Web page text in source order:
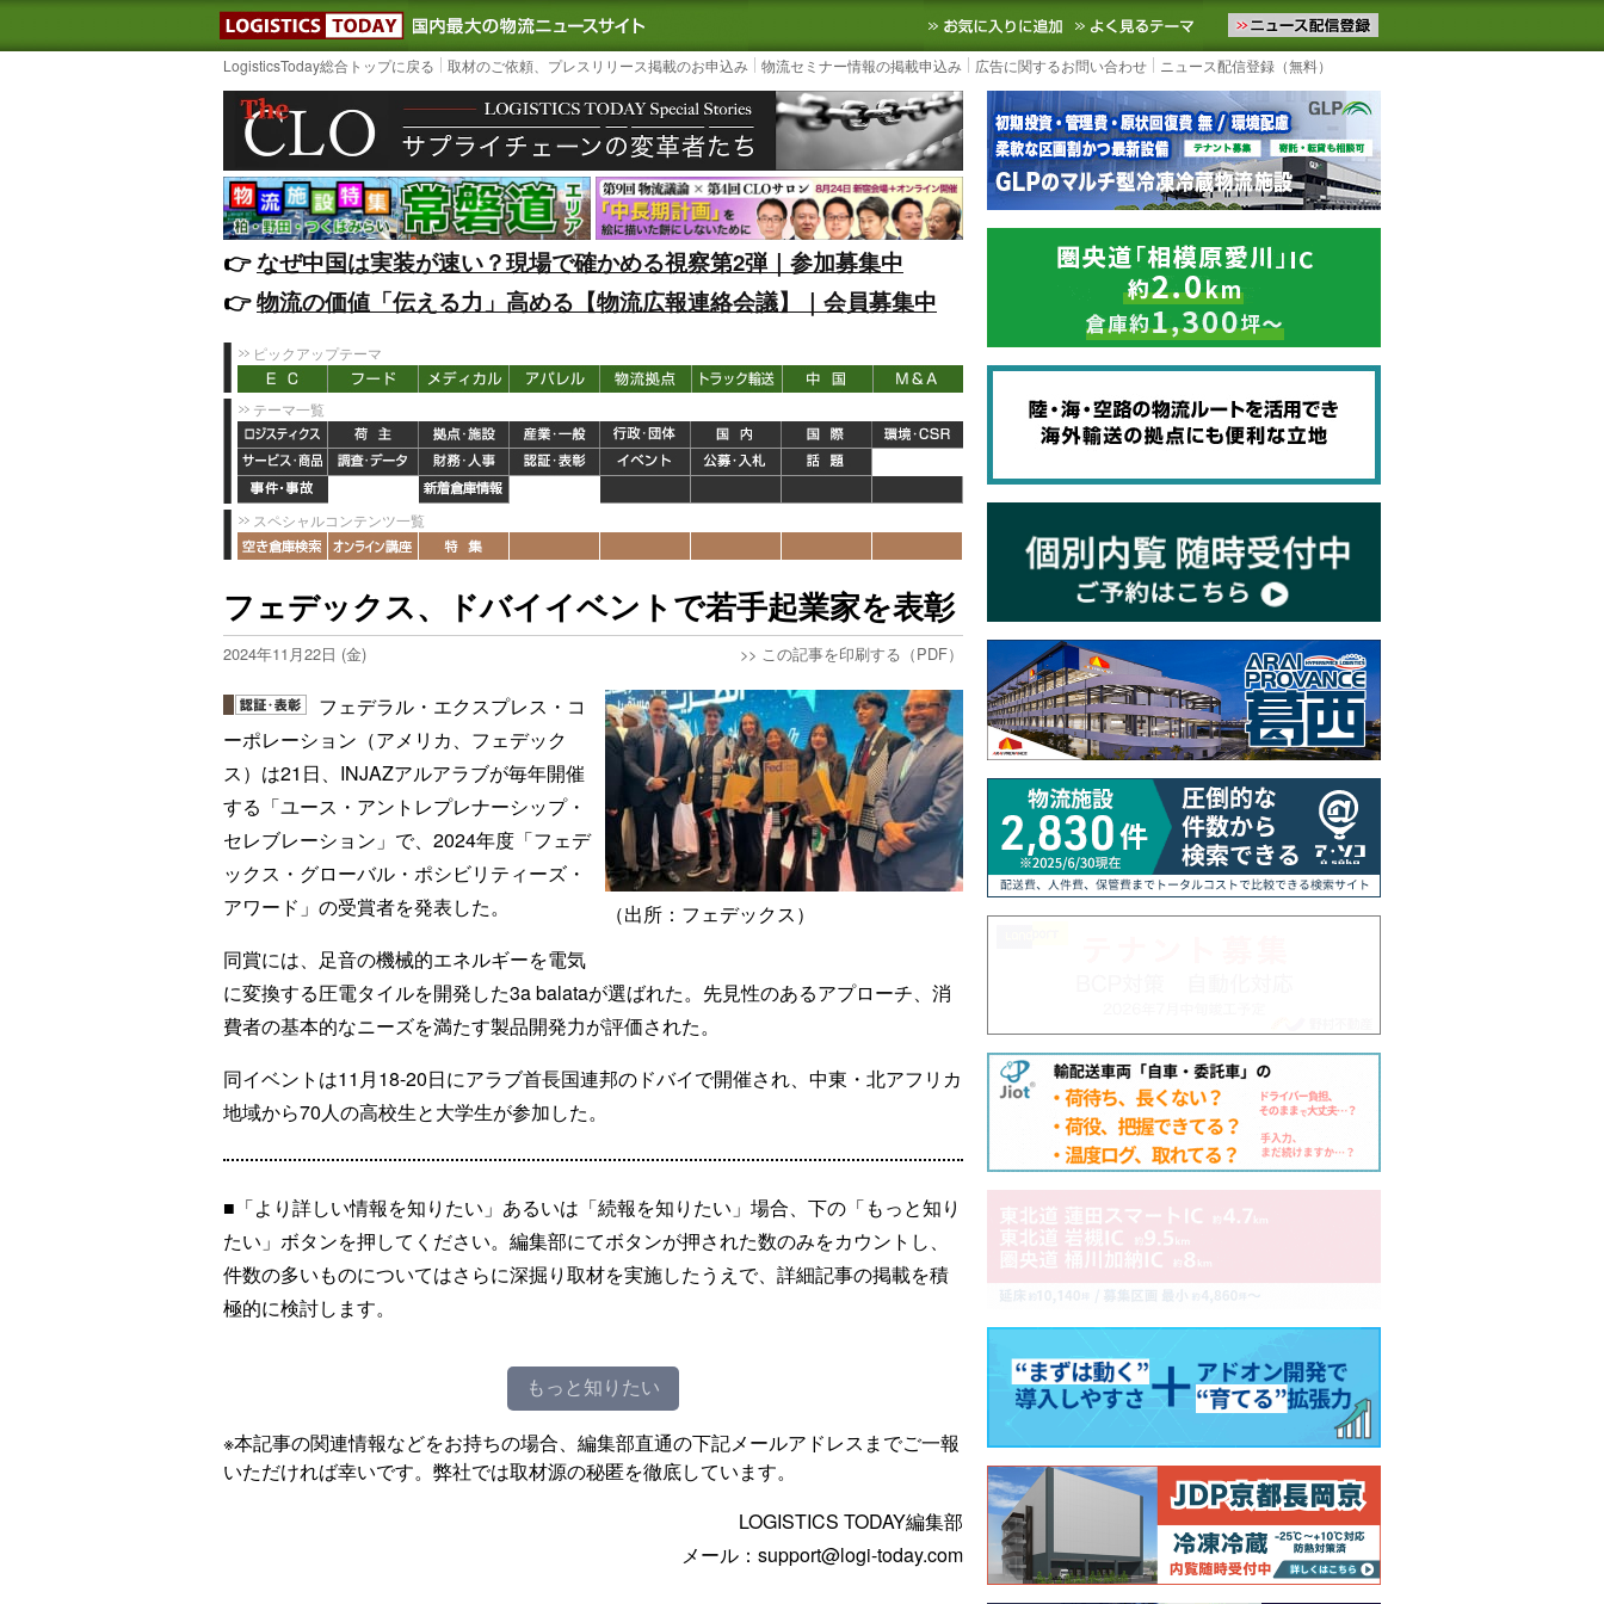
LOGISTICS TODAY｜国内最大の物流ニュースサイト3PL, SCMなど国内外の最新の物流ニュースをお届けします。物流ニュースメール配信を登録す
お気に入りに追加 よく見るテーマ
LogisticsToday総合トップに戻る 取材のご依頼、プレスリリース掲載のお申込み 物流セミナー情報の掲載申込み 広告に関するお問い合わせ ニュース配信登録（無料）
👉️なぜ中国は実装が速い？現場で確かめる視察第2弾｜参加募集中
👉️物流の価値「伝える力」高める【物流広報連絡会議】｜会員募集中
ピックアップテーマ
テーマ一覧
スペシャルコンテンツ一覧
フェデックス、ドバイイベントで若手起業家を表彰
2024年11月22日 (金) >> この記事を印刷する（PDF）
（出所：フェデックス）
フェデラル・エクスプレス・コ
ーポレーション（アメリカ、フェデック
ス）は21日、INJAZアルアラブが毎年開催
する「ユース・アントレプレナーシップ・
セレブレーション」で、2024年度「フェデ
ックス・グローバル・ポシビリティーズ・
アワード」の受賞者を発表した。
同賞には、足音の機械的エネルギーを電気
に変換する圧電タイルを開発した3a balataが選ばれた。先見性のあるアプローチ、消
費者の基本的なニーズを満たす製品開発力が評価された。
同イベントは11月18-20日にアラブ首長国連邦のドバイで開催され、中東・北アフリカ
地域から70人の高校生と大学生が参加した。
■「より詳しい情報を知りたい」あるいは「続報を知りたい」場合、下の「もっと知り
たい」ボタンを押してください。編集部にてボタンが押された数のみをカウントし、
件数の多いものについてはさらに深掘り取材を実施したうえで、詳細記事の掲載を積
極的に検討します。
もっと知りたい
※本記事の関連情報などをお持ちの場合、編集部直通の下記メールアドレスまでご一報
いただければ幸いです。弊社では取材源の秘匿を徹底しています。
LOGISTICS TODAY編集部
メール：support@logi-today.com